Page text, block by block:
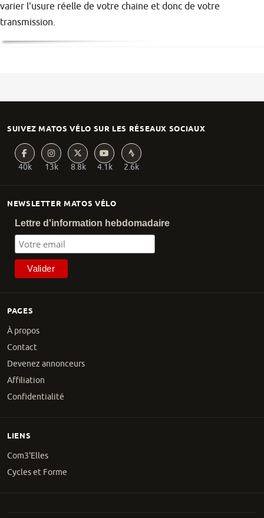
varier l'usure réelle de votre chaine et donc de votre
transmission.
PAGES
À propos
Contact
Devenez annonceurs
Affiliation
Confidentialité
NEWSLETTER MATOS VÉLO
Lettre d'information hebdomadaire
SUIVEZ MATOS VÉLO SUR LES RÉSEAUX SOCIAUX
40k 13k 8.8k 4.1k 2.6k
LIENS
Com3'Elles
Cycles et Forme